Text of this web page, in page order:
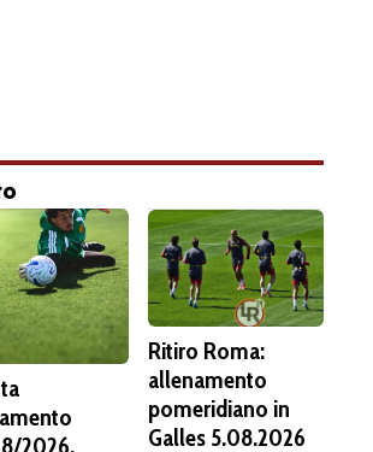
Ritiro Roma:
allenamento
pomeridiano in
Galles 5.08.2026